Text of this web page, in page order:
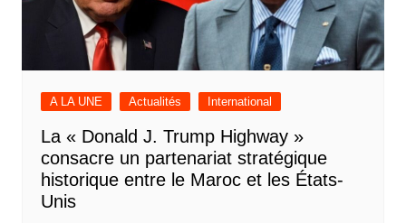
A LA UNE Actualités International
La « Donald J. Trump Highway »
consacre un partenariat stratégique
historique entre le Maroc et les États-
Unis